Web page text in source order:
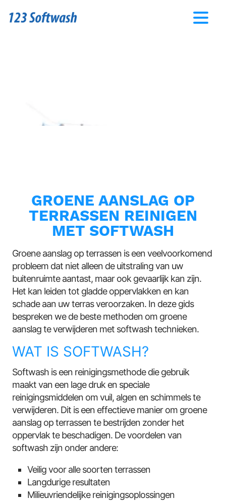
GROENE AANSLAG OP
TERRASSEN REINIGEN
MET SOFTWASH
Groene aanslag op terrassen is een veelvoorkomend
probleem dat niet alleen de uitstraling van uw
buitenruimte aantast, maar ook gevaarlijk kan zijn.
Het kan leiden tot gladde oppervlakken en kan
schade aan uw terras veroorzaken. In deze gids
bespreken we de beste methoden om groene
aanslag te verwijderen met softwash technieken.
WAT IS SOFTWASH?
Softwash is een reinigingsmethode die gebruik
maakt van een lage druk en speciale
reinigingsmiddelen om vuil, algen en schimmels te
verwijderen. Dit is een effectieve manier om groene
aanslag op terrassen te bestrijden zonder het
oppervlak te beschadigen. De voordelen van
softwash zijn onder andere:
Veilig voor alle soorten terrassen
Langdurige resultaten
Milieuvriendelijke reinigingsoplossingen